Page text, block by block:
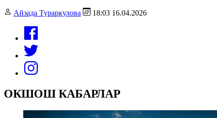
Айзада Тураркулова 18:03 16.04.2026
ОКШОШ КАБАРЛАР